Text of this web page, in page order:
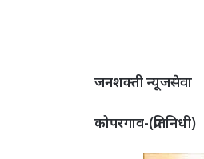
जनशक्ती न्यूजसेवा
कोपरगाव-(प्रतिनिधी)